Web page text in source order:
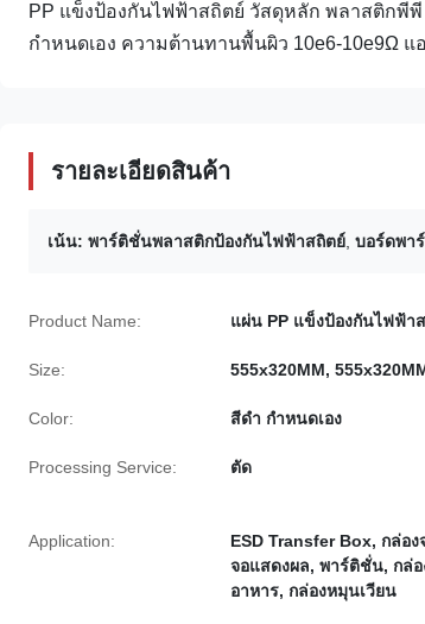
PP แข็งป้องกันไฟฟ้าสถิตย์ วัสดุหลัก พลาสติกพี
กำหนดเอง ความต้านทานพื้นผิว 10e6-10e9Ω แ
รายละเอียดสินค้า
เน้น: พาร์ติชั่นพลาสติกป้องกันไฟฟ้าสถิตย์ บอร์ดพา
Product Name: แผ่น PP แข็งป้องกันไฟฟ้า
Size: 555x320MM,
Color: สีดำ กำหนดเอง
Processing Service: ตัด
Application:
ESD Transfer Box, กล่อ
จอแสดงผล, พาร์ติชั่น, กล่
อาหาร, กล่องหมุนเวียน